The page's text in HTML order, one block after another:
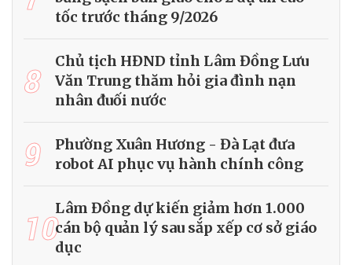
tốc trước tháng 9/2026
8
Chủ tịch HĐND tỉnh Lâm Đồng Lưu
Văn Trung thăm hỏi gia đình nạn
nhân đuối nước
9
Phường Xuân Hương - Đà Lạt đưa
robot AI phục vụ hành chính công
10Lâm Đồng dự kiến giảm hơn 1.000
cán bộ quản lý sau sắp xếp cơ sở giáo
dục